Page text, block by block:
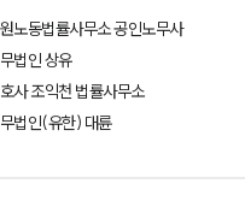
노동법률사무소 공인노무사
법인 상유
사 조익천 법률사무소
법인(유한) 대륜